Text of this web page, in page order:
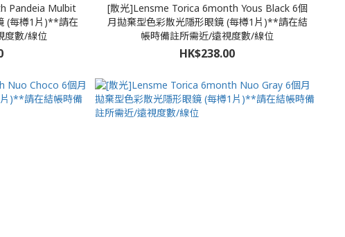
Pandeia Mulbit
(每樽1片)**請在
度數/線位
[散光]Lensme Torica 6month Yous Black 6個
月拋棄型色彩散光隱形眼鏡 (每樽1片)**請在結
帳時備註所需近/遠視度數/線位
HK$238.00